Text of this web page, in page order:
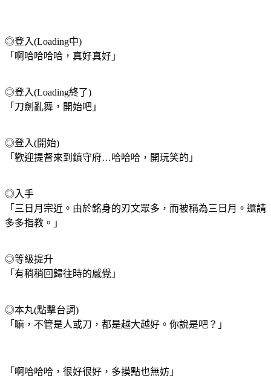
◎登入(Loading中)
「啊哈哈哈哈，真好真好」
◎登入(Loading終了)
「刀劍亂舞，開始吧」
◎登入(開始)
「歡迎提督來到鎮守府…哈哈哈，開玩笑的」
◎入手
「三日月宗近。由於銘身的刃文眾多，而被稱為三日月。還請
多多指教。」
◎等級提升
「有稍稍回歸往時的感覺」
◎本丸(點擊台詞)
「嘛，不管是人或刀，都是越大越好。你說是吧？」
「啊哈哈哈，很好很好，多摸點也無妨」